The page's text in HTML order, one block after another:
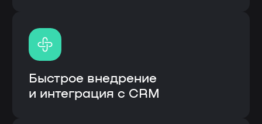
Высокая скорость работы
системы